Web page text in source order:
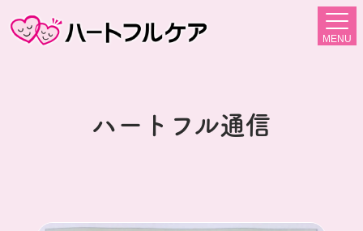
MENU
ハートフル通信